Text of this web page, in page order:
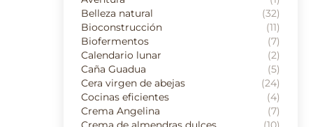
Belleza natural
(32)
Bioconstrucción
(11)
Biofermentos
(7)
Calendario lunar
(2)
Caña Guadua
(5)
Cera virgen de abejas
(24)
Cocinas eficientes
(4)
Crema Angelina
(7)